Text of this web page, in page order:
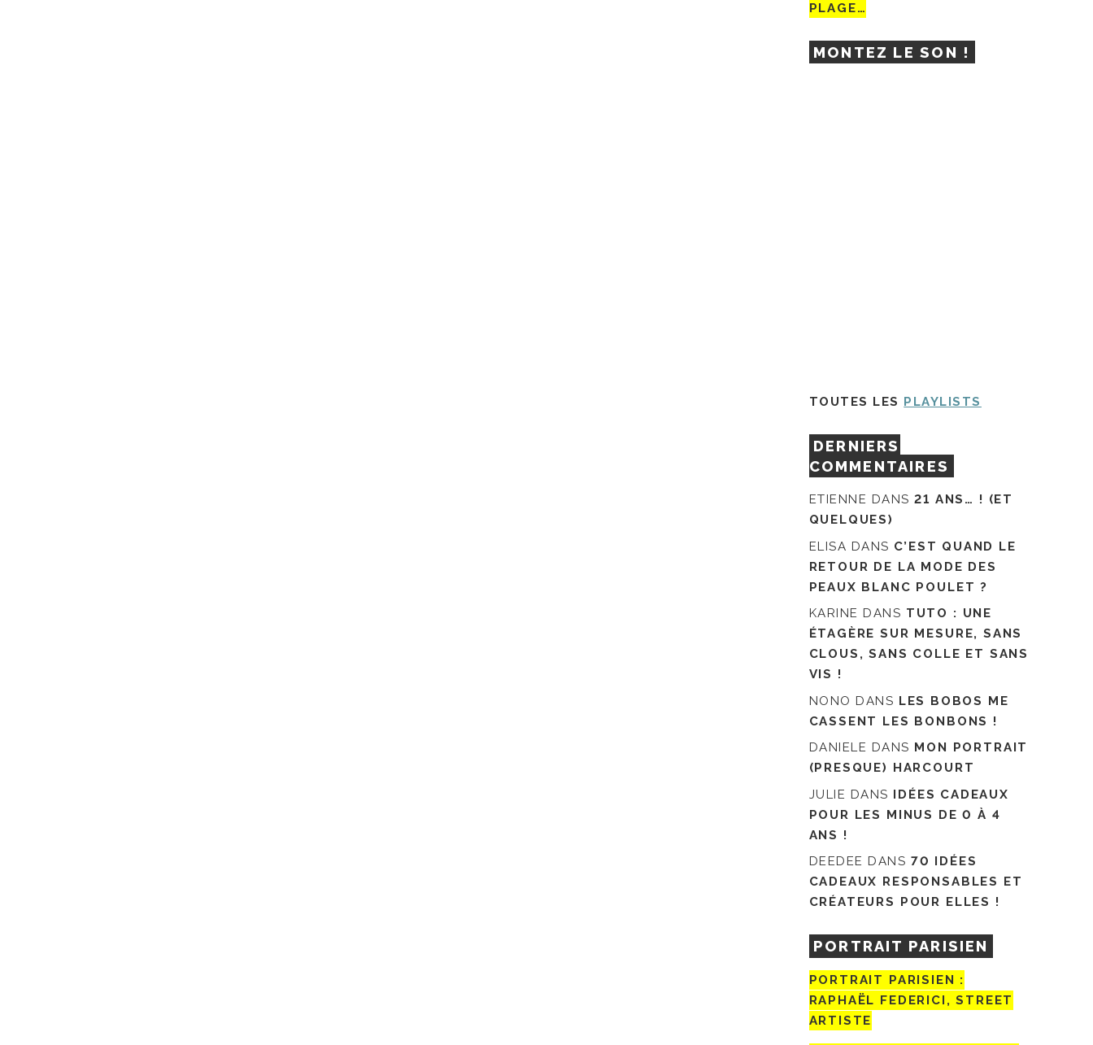
PLAGE…
MONTEZ LE SON !
TOUTES LES PLAYLISTS
DERNIERS
COMMENTAIRES
ETIENNE DANS21 ANS… ! (ET
QUELQUES)
ELISA DANS C’EST QUAND LE
RETOUR DE LA MODE DES
PEAUX BLANC POULET ?
KARINE DANS TUTO : UNE
ÉTAGÈRE SUR MESURE, SANS
CLOUS, SANS COLLE ET SANS
VIS !
NONO DANS LES BOBOS ME
CASSENT LES BONBONS !
DANIELE DANS MON PORTRAIT
(PRESQUE) HARCOURT
JULIE DANS IDÉES CADEAUX
POUR LES MINUS DE 0 À 4
ANS !
DEEDEE DANS 70 IDÉES
CADEAUX RESPONSABLES ET
CRÉATEURS POUR ELLES !
PORTRAIT PARISIEN
PORTRAIT PARISIEN :
RAPHAËL FEDERICI, STREET
ARTISTE